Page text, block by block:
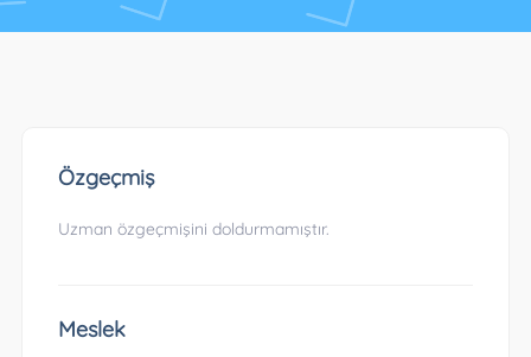
Özgeçmiş
Uzman özgeçmişini doldurmamıştır.
Meslek